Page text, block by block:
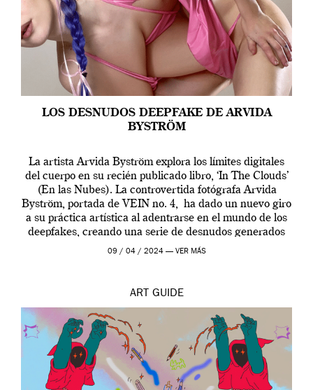
LOS DESNUDOS DEEPFAKE DE ARVIDA
BYSTRÖM
La artista Arvida Byström explora los límites digitales
del cuerpo en su recién publicado libro, ‘In The Clouds’
(En las Nubes). La controvertida fotógrafa Arvida
Byström, portada de VEIN no. 4, ha dado un nuevo giro
a su práctica artística al adentrarse en el mundo de los
deepfakes, creando una serie de desnudos generados
por […]
09 / 04 / 2024 — VER MÁS
ART GUIDE